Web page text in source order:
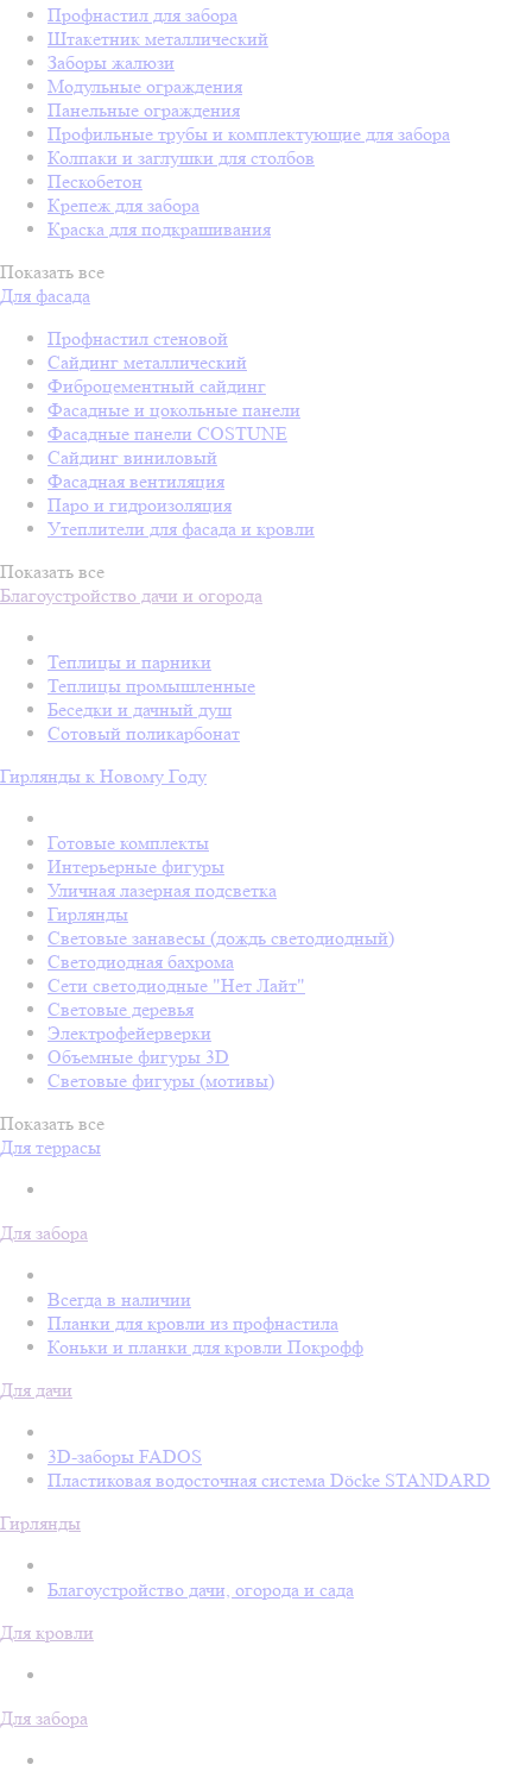
Профнастил для забора
Штакетник металлический
Заборы жалюзи
Модульные ограждения
Панельные ограждения
Профильные трубы и комплектующие для забора
Колпаки и заглушки для столбов
Пескобетон
Крепеж для забора
Краска для подкрашивания
Показать все
Для фасада
Профнастил стеновой
Сайдинг металлический
Фиброцементный сайдинг
Фасадные и цокольные панели
Фасадные панели COSTUNE
Сайдинг виниловый
Фасадная вентиляция
Паро и гидроизоляция
Утеплители для фасада и кровли
Показать все
Благоустройство дачи и огорода
Теплицы и парники
Теплицы промышленные
Беседки и дачный душ
Сотовый поликарбонат
Гирлянды к Новому Году
Готовые комплекты
Интерьерные фигуры
Уличная лазерная подсветка
Гирлянды
Световые занавесы (дождь светодиодный)
Светодиодная бахрома
Сети светодиодные "Нет Лайт"
Световые деревья
Электрофейерверки
Объемные фигуры 3D
Световые фигуры (мотивы)
Показать все
Для террасы
Для забора
Всегда в наличии
Планки для кровли из профнастила
Коньки и планки для кровли Покрофф
Для дачи
3D-заборы FADOS
Пластиковая водосточная система Döcke STANDARD
Гирлянды
Благоустройство дачи, огорода и сада
Для кровли
Для забора